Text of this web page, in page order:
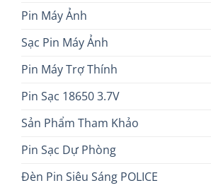
Pin Máy Ảnh
Sạc Pin Máy Ảnh
Pin Máy Trợ Thính
Pin Sạc 18650 3.7V
Sản Phẩm Tham Khảo
Pin Sạc Dự Phòng
Đèn Pin Siêu Sáng POLICE